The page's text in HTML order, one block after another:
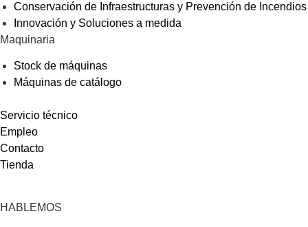
Conservación de Infraestructuras y Prevención de Incendios
Innovación y Soluciones a medida
Maquinaria
Stock de máquinas
Máquinas de catálogo
Servicio técnico
Empleo
Contacto
Tienda
HABLEMOS